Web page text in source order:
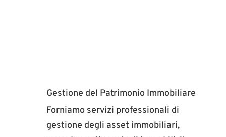
Gestione del Patrimonio Immobiliare
Forniamo servizi professionali di
gestione degli asset immobiliari,